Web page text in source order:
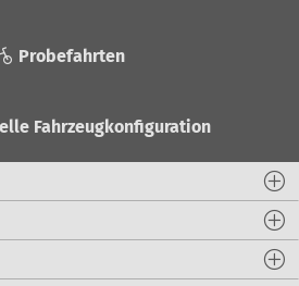
Probefahrten
Fahrzeugkonfiguration